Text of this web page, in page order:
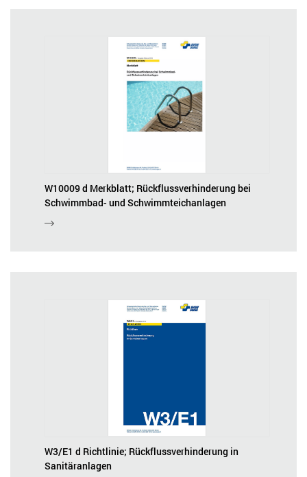
W10009 d Merkblatt; Rückflussverhinderung bei
Schwimmbad- und Schwimmteichanlagen
W3/E1 d Richtlinie; Rückflussverhinderung in
Sanitäranlagen